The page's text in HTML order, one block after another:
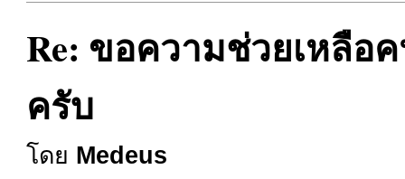
Re: ขอความช่วยเหลื
ครับ
โดย Medeus